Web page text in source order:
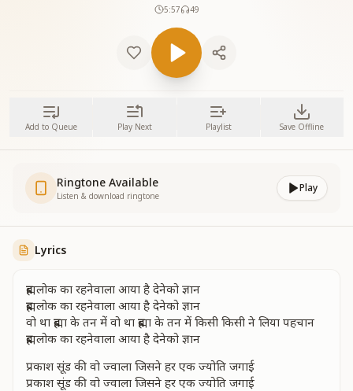
5:57 49
Add to Queue Play Next Playlist Save Offline
Ringtone Available
Listen & download ringtone
Play
Lyrics
ब्रह्मलोक का रहनेवाला आया है देनेको ज्ञान
ब्रह्मलोक का रहनेवाला आया है देनेको ज्ञान
वो था ब्रह्मा के तन में वो था ब्रह्मा के तन में किसी किसी ने लिया पहचान
ब्रह्मलोक का रहनेवाला आया है देनेको ज्ञान
प्रकाश सूंड की वो ज्वाला जिसने हर एक ज्योति जगाई
प्रकाश सूंड की वो ज्वाला जिसने हर एक ज्योति जगाई